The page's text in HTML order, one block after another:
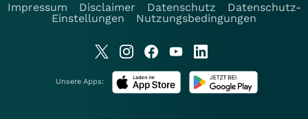
Impressum
Disclaimer Datenschutz
Datenschutz-
Einstellungen
Nutzungsbedingungen
Unsere Apps: